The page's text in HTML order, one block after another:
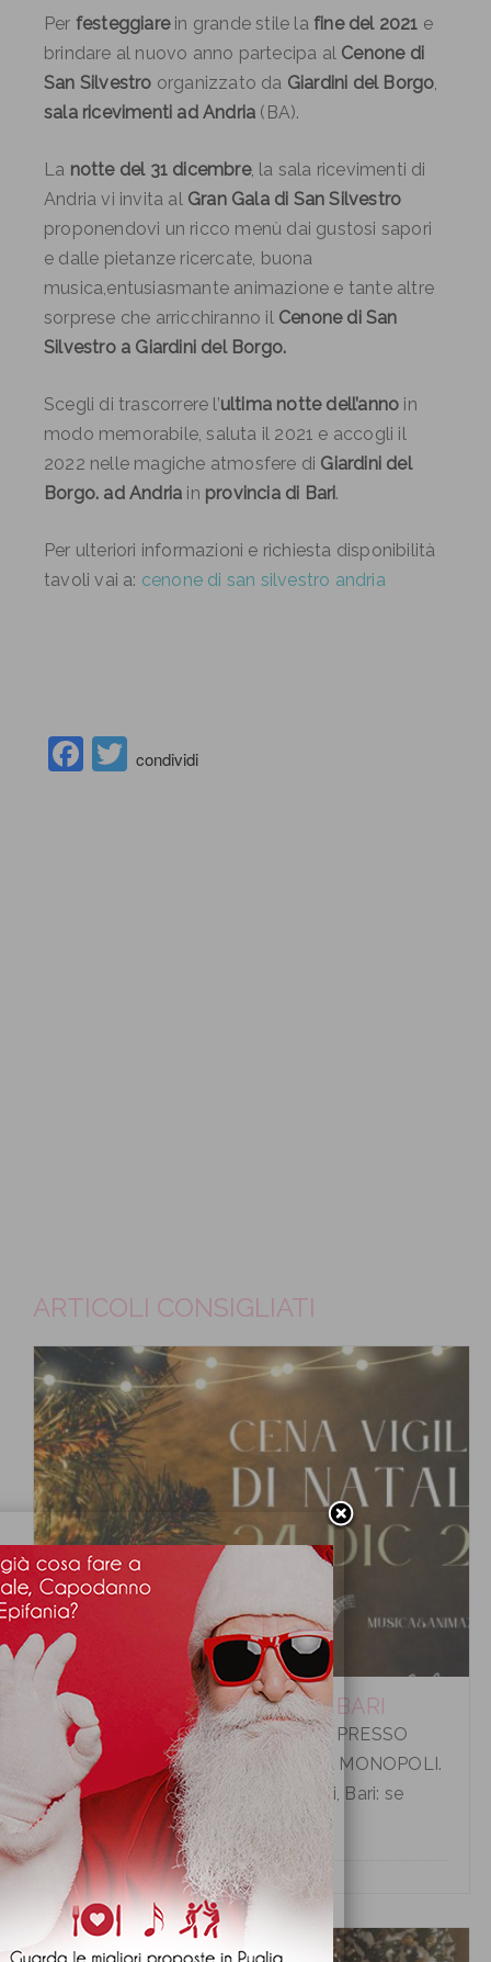
Per festeggiarein grande stile lafine del 2021 e
brindare al nuovo anno partecipa al Cenone di
San Silvestro organizzato da Giardini del Borgo,
sala ricevimenti ad Andria (BA).
La notte del 31 dicembre, la sala ricevimenti di
Andria vi invita al Gran Gala di San Silvestro
proponendovi un ricco menù dai gustosi sapori
e dalle pietanze ricercate, buona
musica,entusiasmante animazione e tante altre
sorprese che arricchiranno il Cenone di San
Silvestro a Giardini del Borgo.
Scegli di trascorrere l’ultima notte dell’anno in
modo memorabile, saluta il 2021 e accogli il
2022 nelle magiche atmosfere di Giardini del
Borgo. ad Andria in provincia di Bari.
Per ulteriori informazioni e richiesta disponibilità
tavoli vai a: cenone di san silvestro andria
FacebookTwitter
condividi
ARTICOLI CONSIGLIATI
CENA VIGILIA DI NATALE A BARI
CENA VIGILIA DI NATALE A BARI PRESSO
HOTEL LIDO TORRE EGNAZIA A MONOPOLI.
Cena Vigilia di Natale a Monopoli, Bari: se
desiderate tras...